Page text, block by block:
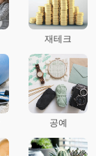
재테크
공예